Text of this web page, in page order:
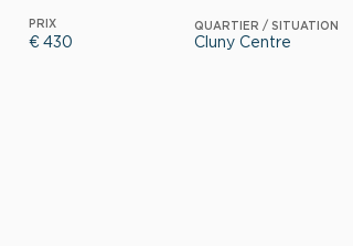
PRIX QUARTIER / SITUATION
€ 430 Cluny Centre